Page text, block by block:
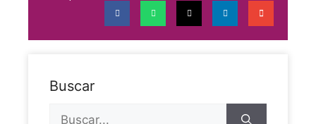
Buscar